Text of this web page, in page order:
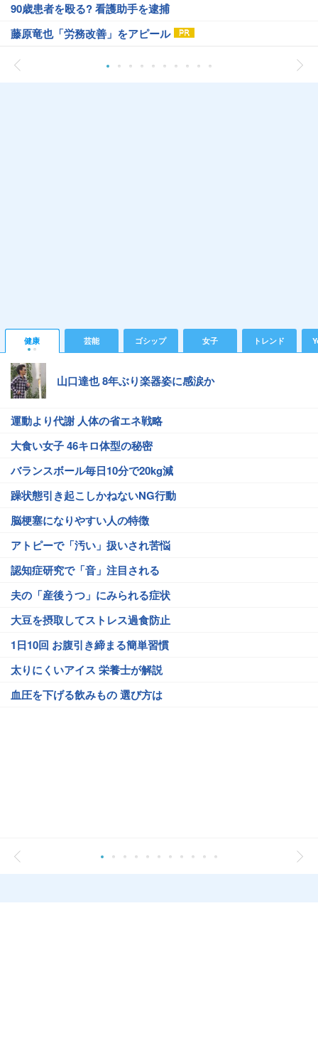
90歳患者を殴る? 看護助手を逮捕
藤原竜也「労務改善」をアピール
健康 芸能 ゴシップ 女子 トレンド
山口達也 8年ぶり楽器姿に感涙か
運動より代謝 人体の省エネ戦略
大食い女子 46キロ体型の秘密
バランスボール毎日10分で20kg減
躁状態引き起こしかねないNG行動
脳梗塞になりやすい人の特徴
アトピーで「汚い」扱いされ苦悩
認知症研究で「音」注目される
夫の「産後うつ」にみられる症状
大豆を摂取してストレス過食防止
1日10回 お腹引き締まる簡単習慣
太りにくいアイス 栄養士が解説
血圧を下げる飲みもの 選び方は